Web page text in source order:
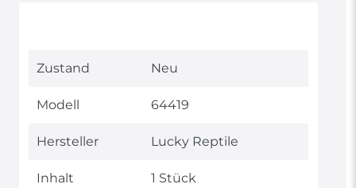
Technisches
Wert
Zustand Neu
Modell 64419
Hersteller Lucky Reptile
Inhalt 1 Stück